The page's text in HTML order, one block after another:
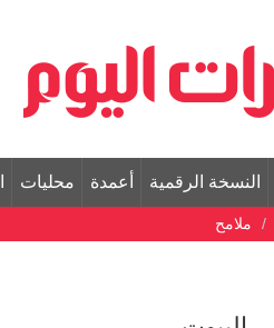
النسخة الرقمية أعمدة محليات
ملامح